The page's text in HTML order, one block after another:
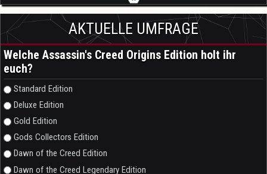
AKTUELLE UMFRAGE
Welche Assassin's Creed Origins Edition holt ihr
euch?
Auswahlmöglichkeiten
Standard Edition
Deluxe Edition
Gold Edition
Gods Collectors Edition
Dawn of the Creed Edition
Dawn of the Creed Legendary Edition